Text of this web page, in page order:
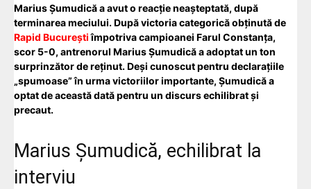
Marius Șumudică a avut o reacție neașteptată, după
terminarea meciului. După victoria categorică obținută de
Rapid București împotriva campioanei Farul Constanța,
scor 5-0, antrenorul Marius Șumudică a adoptat un ton
surprinzător de reținut. Deși cunoscut pentru declarațiile
„spumoase” în urma victoriilor importante, Șumudică a
optat de această dată pentru un discurs echilibrat și
precaut.
Marius Șumudică, echilibrat la
interviu